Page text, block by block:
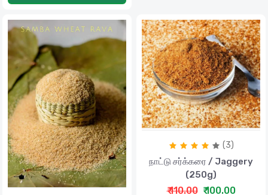
(3)
நாட்டு சர்க்கரை / Jaggery
(250g)
₹ 110.00 ₹ 100.00